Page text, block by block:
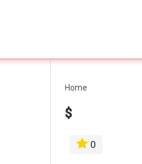
Home
$
0